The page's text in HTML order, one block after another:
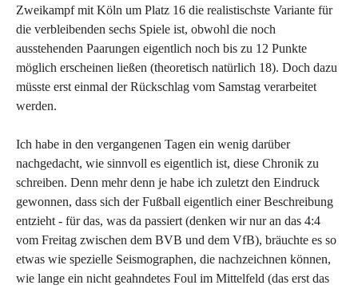
Zweikampf mit Köln um Platz 16 die realistischste Variante für
die verbleibenden sechs Spiele ist, obwohl die noch
ausstehenden Paarungen eigentlich noch bis zu 12 Punkte
möglich erscheinen ließen (theoretisch natürlich 18). Doch dazu
müsste erst einmal der Rückschlag vom Samstag verarbeitet
werden.
Ich habe in den vergangenen Tagen ein wenig darüber
nachgedacht, wie sinnvoll es eigentlich ist, diese Chronik zu
schreiben. Denn mehr denn je habe ich zuletzt den Eindruck
gewonnen, dass sich der Fußball eigentlich einer Beschreibung
entzieht - für das, was da passiert (denken wir nur an das 4:4
vom Freitag zwischen dem BVB und dem VfB), bräuchte es so
etwas wie spezielle Seismographen, die nachzeichnen können,
wie lange ein nicht geahndetes Foul im Mittelfeld (das erst das